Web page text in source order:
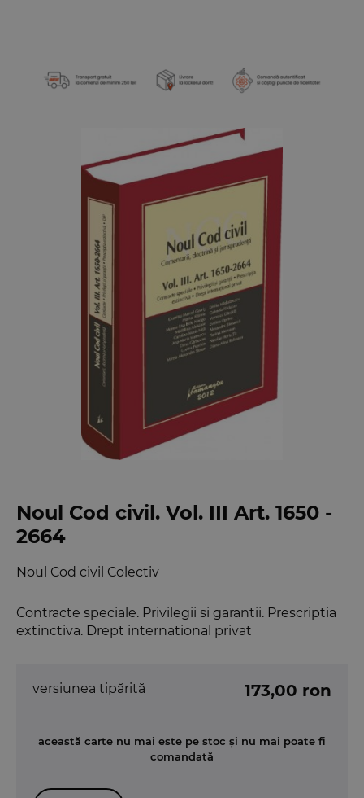
Noul Cod civil. Vol. III Art. 1650 -
2664
Contracte speciale. Privilegii si garantii. Prescriptia
extinctiva. Drept international privat
Noul Cod civil Colectiv
versiunea tipărită 173,00 ron
această carte nu mai este pe stoc și nu mai poate fi
comandată